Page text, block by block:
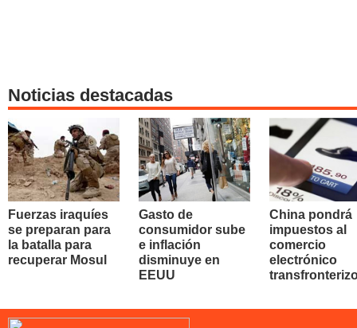
Noticias destacadas
Fuerzas iraquíes
se preparan para
la batalla para
recuperar Mosul
Gasto de
consumidor sube
e inflación
disminuye en
EEUU
China pondrá
impuestos al
comercio
electrónico